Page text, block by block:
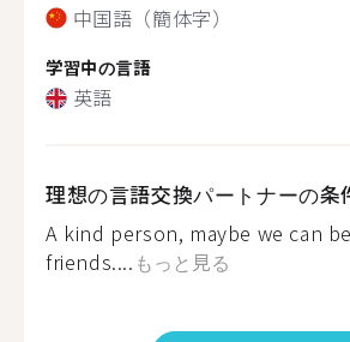
中国語（簡体字）
学習中の言語
英語
理想の言語交換パートナーの条
A kind person, maybe we can
friends.... もっと見る